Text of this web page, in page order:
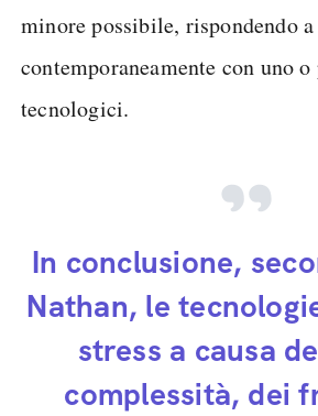
minore possibile, rispondendo
contemporaneamente con uno
tecnologici.
In conclusione,
Nathan, le
stress a causa
complessità, dei